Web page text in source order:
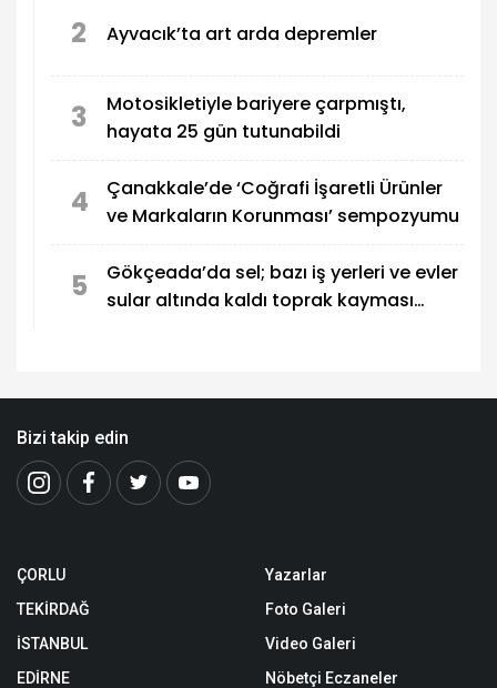
2 Ayvacık’ta art arda depremler
3
Motosikletiyle bariyere çarpmıştı,
hayata 25 gün tutunabildi
4
Çanakkale’de ‘Coğrafi İşaretli Ürünler
ve Markaların Korunması’ sempozyumu
5
Gökçeada’da sel; bazı iş yerleri ve evler
sular altında kaldı toprak kayması
Bizi takip edin
ÇORLU
TEKİRDAĞ
İSTANBUL
EDİRNE
Yazarlar
Foto Galeri
Video Galeri
Nöbetçi Eczaneler